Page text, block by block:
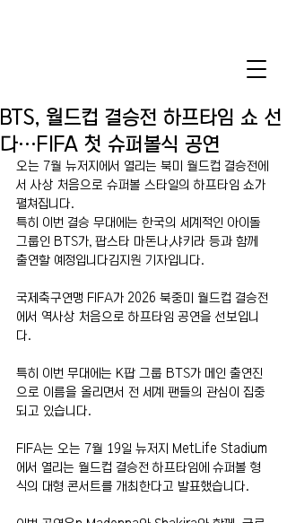
BTS, 월드컵 결승전 하프타임 쇼 선
다…FIFA 첫 슈퍼볼식 공연
오는 7월 뉴저지에서 열리는 북미 월드컵 결승전에
서 사상 처음으로 슈퍼볼 스타일의 하프타임 쇼가
펼쳐집니다.
특히 이번 결승 무대에는 한국의 세계적인 아이돌
그룹인 BTS가, 팝스타 마돈나,샤키라 등과 함께
출연할 예정입니다김지원 기자입니다.
국제축구연맹 FIFA가 2026 북중미 월드컵 결승전
에서 역사상 처음으로 하프타임 공연을 선보입니
다.
특히 이번 무대에는 K팝 그룹 BTS가 메인 출연진
으로 이름을 올리면서 전 세계 팬들의 관심이 집중
되고 있습니다.
FIFA는 오는 7월 19일 뉴저지 MetLife Stadium
에서 열리는 월드컵 결승전 하프타임에 슈퍼볼 형
식의 대형 콘서트를 개최한다고 발표했습니다.